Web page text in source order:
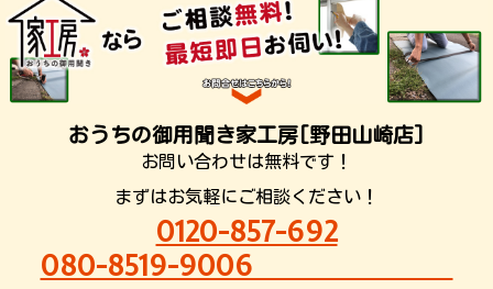
おうちの御用聞き家工房[野田山崎店]
お問い合わせは無料です！
まずはお気軽にご相談ください！
0120-857-692
080-8519-9006